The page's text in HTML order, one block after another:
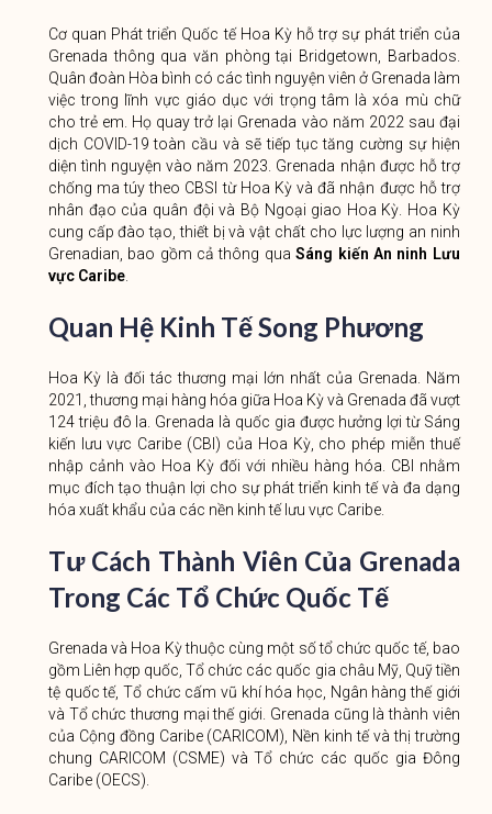
Cơ quan Phát triển Quốc tế Hoa Kỳ hỗ trợ sự phát triển của
Grenada thông qua văn phòng tại Bridgetown, Barbados.
Quân đoàn Hòa bình có các tình nguyện viên ở Grenada làm
việc trong lĩnh vực giáo dục với trọng tâm là xóa mù chữ
cho trẻ em. Họ quay trở lại Grenada vào năm 2022 sau đại
dịch COVID-19 toàn cầu và sẽ tiếp tục tăng cường sự hiện
diện tình nguyện vào năm 2023. Grenada nhận được hỗ trợ
chống ma túy theo CBSI từ Hoa Kỳ và đã nhận được hỗ trợ
nhân đạo của quân đội và Bộ Ngoại giao Hoa Kỳ. Hoa Kỳ
cung cấp đào tạo, thiết bị và vật chất cho lực lượng an ninh
Grenadian, bao gồm cả thông quaSáng kiến ​​An ninh Lưu
vực Caribe.
Quan Hệ Kinh Tế Song Phương
Hoa Kỳ là đối tác thương mại lớn nhất của Grenada. Năm
2021, thương mại hàng hóa giữa Hoa Kỳ và Grenada đã vượt
124 triệu đô la. Grenada là quốc gia được hưởng lợi từ Sáng
kiến ​​lưu vực Caribe (CBI) của Hoa Kỳ, cho phép miễn thuế
nhập cảnh vào Hoa Kỳ đối với nhiều hàng hóa. CBI nhằm
mục đích tạo thuận lợi cho sự phát triển kinh tế và đa dạng
hóa xuất khẩu của các nền kinh tế lưu vực Caribe.
Tư Cách Thành Viên Của Grenada
Trong Các Tổ Chức Quốc Tế
Grenada và Hoa Kỳ thuộc cùng một số tổ chức quốc tế, bao
gồm Liên hợp quốc, Tổ chức các quốc gia châu Mỹ, Quỹ tiền
tệ quốc tế, Tổ chức cấm vũ khí hóa học, Ngân hàng thế giới
và Tổ chức thương mại thế giới. Grenada cũng là thành viên
của Cộng đồng Caribe (CARICOM), Nền kinh tế và thị trường
chung CARICOM (CSME) và Tổ chức các quốc gia Đông
Caribe (OECS).